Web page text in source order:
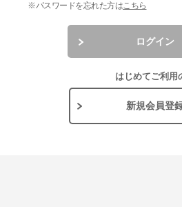
※パスワードを忘れた方はこちら
ログイン
はじめてご利用
新規会員登